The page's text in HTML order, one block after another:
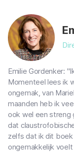
Emilie Gordenker:
Momenteel lees ik
ongemak, van
maanden heb ik
ook wel een streng
dat
zelfs dat ik dit boek
ongemakkelijk